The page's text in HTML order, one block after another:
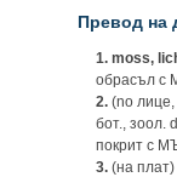
Превод на
1. moss,
обрасъл с
2. (no
бот., зоол.
покрит с
3. (на плат)